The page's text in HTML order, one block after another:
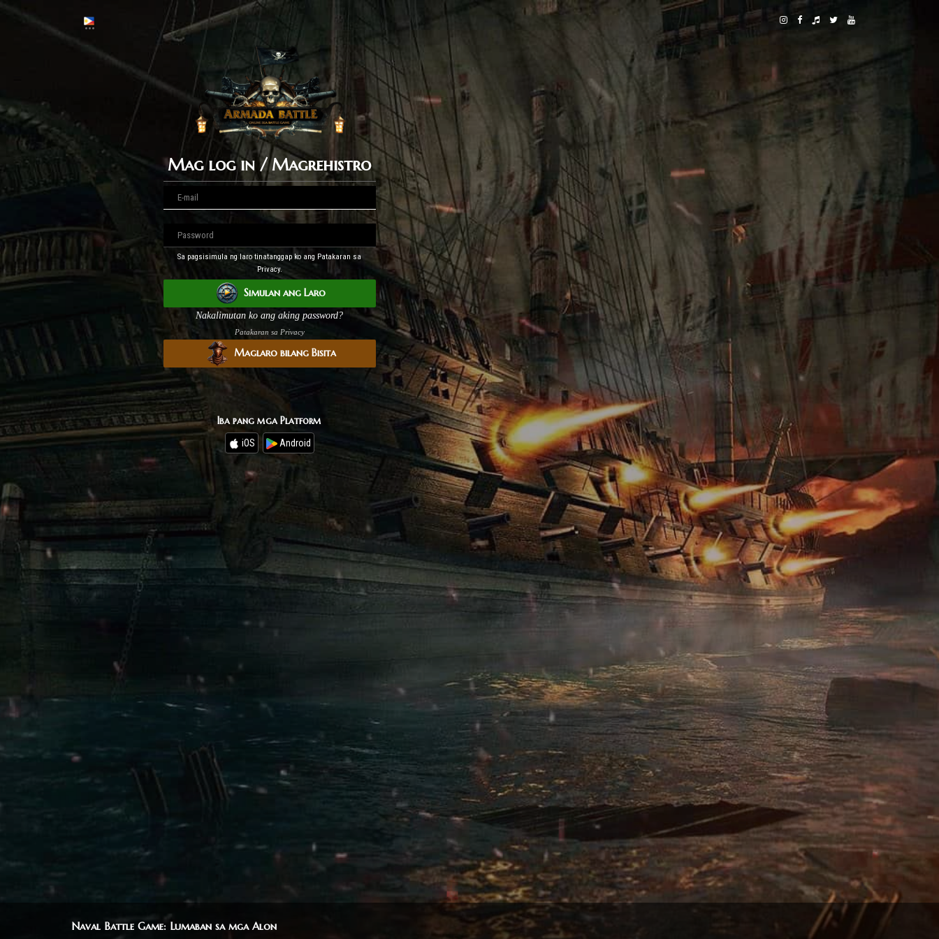
Mag log in / Magrehistro
Sa pagsisimula ng laro tinatanggap ko ang Patakaran sa
Privacy.
Simulan ang Laro
Nakalimutan ko ang aking password?
Patakaran sa Privacy
Maglaro bilang Bisita
Iba pang mga Platform
iOS Android
Naval Battle Game: Lumaban sa mga Alon